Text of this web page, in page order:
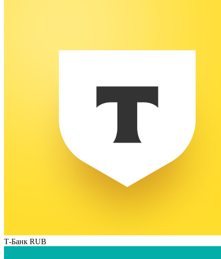
Т-Банк RUB